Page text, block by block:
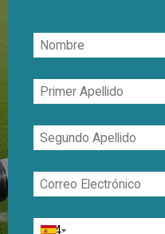
Nombre
Primer
Apellido
Segundo
Apellido
Correo
Electrónico
Teléfono